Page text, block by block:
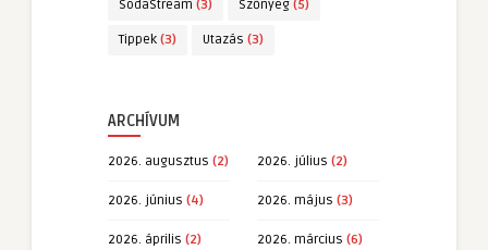
SodaStream (3) Szőnyeg (5)
Tippek (3) Utazás (3)
ARCHÍVUM
2026. augusztus (2) 2026. július (2)
2026. június (4) 2026. május (3)
2026. április (2) 2026. március (6)